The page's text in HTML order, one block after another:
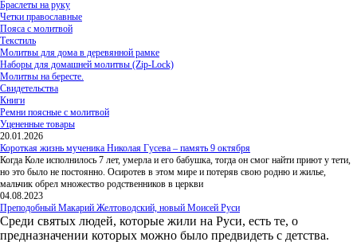
Браслеты на руку
Четки православные
Пояса с молитвой
Текстиль
Молитвы для дома в деревянной рамке
Наборы для домашней молитвы (Zip-Lock)
Молитвы на бересте.
Свидетельства
Книги
Ремни поясные с молитвой
Уцененные товары
20.01.2026
Короткая жизнь мученика Николая Гусева – память 9 октября
Когда Коле исполнилось 7 лет, умерла и его бабушка, тогда он смог найти приют у тети,
но это было не постоянно. Осиротев в этом мире и потеряв свою родню и жилье,
мальчик обрел множество родственников в церкви
04.08.2023
Преподобный Макарий Желтоводский, новый Моисей Руси
Среди святых людей, которые жили на Руси, есть те, о
предназначении которых можно было предвидеть с детства.